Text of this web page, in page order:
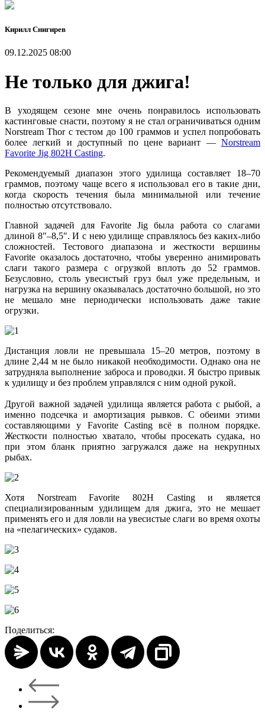
Кирилл Снигирев
09.12.2025 08:00
Не только для джига!
В уходящем сезоне мне очень понравилось использовать
кастинговые снасти, поэтому я не стал ограничиваться одним
Norstream Thor с тестом до 100 граммов и успел попробовать
более легкий и доступный по цене вариант — Norstream
Favorite Jig 802H Casting.
Рекомендуемый диапазон этого удилища составляет 18–70
граммов, поэтому чаще всего я использовал его в такие дни,
когда скорость течения была минимальной или течение
полностью отсутствовало.
Главной задачей для Favorite Jig была работа со слагами
длиной 8″–8,5″. И с нею удилище справлялось без каких-либо
сложностей. Тестового диапазона и жесткости вершины
Favorite оказалось достаточно, чтобы уверенно анимировать
слаги такого размера с огрузкой вплоть до 52 граммов.
Безусловно, столь увесистый груз был уже предельным, и
нагрузка на вершину оказывалась достаточно большой, но это
не мешало мне периодически использовать даже такие
огрузки.
Дистанция ловли не превышала 15–20 метров, поэтому в
длине 2,44 м не было никакой необходимости. Однако она не
затрудняла выполнение заброса и проводки. Я быстро привык
к удилищу и без проблем управлялся с ним одной рукой.
Другой важной задачей удилища является работа с рыбой, а
именно подсечка и амортизация рывков. С обеими этими
составляющими у Favorite Casting всё в полном порядке.
Жесткости полностью хватало, чтобы просекать судака, но
при этом бланк приятно загружался даже на некрупных
рыбах.
Хотя Norstream Favorite 802H Casting и является
специализированным удилищем для джига, это не мешает
применять его и для ловли на увесистые слаги во время охоты
на «пелагических» судаков.
Поделиться: